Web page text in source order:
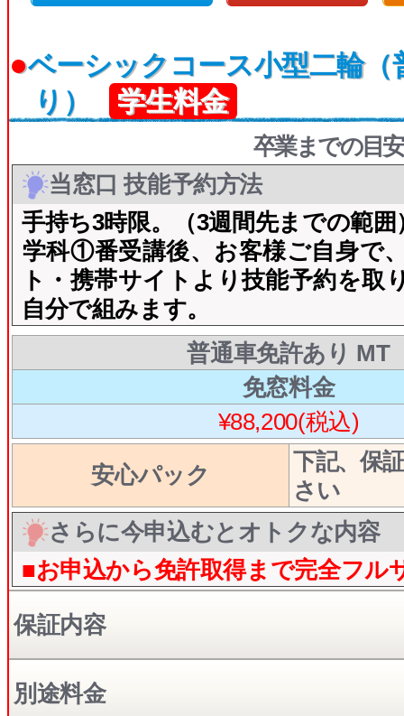
●ベーシックコース小型二輪（
り）
学生料金
卒業までの目
当窓口 技能予約方法
手持ち3時限。（3週間先までの範
学科①番受講後、お客様ご自身で
ト・携帯サイトより技能予約を取
自分で組みます。
普通車免許あり MT
免窓料金
¥88,200(税込)
安心パック
下記、保
さい
さらに今申込むとオトクな内容
■お申込から免許取得まで完全フル
保証内容
別途料金